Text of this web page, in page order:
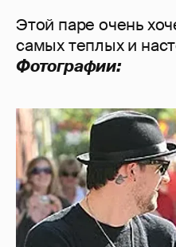
Этой паре очень
самых теплых и
Фотографии: